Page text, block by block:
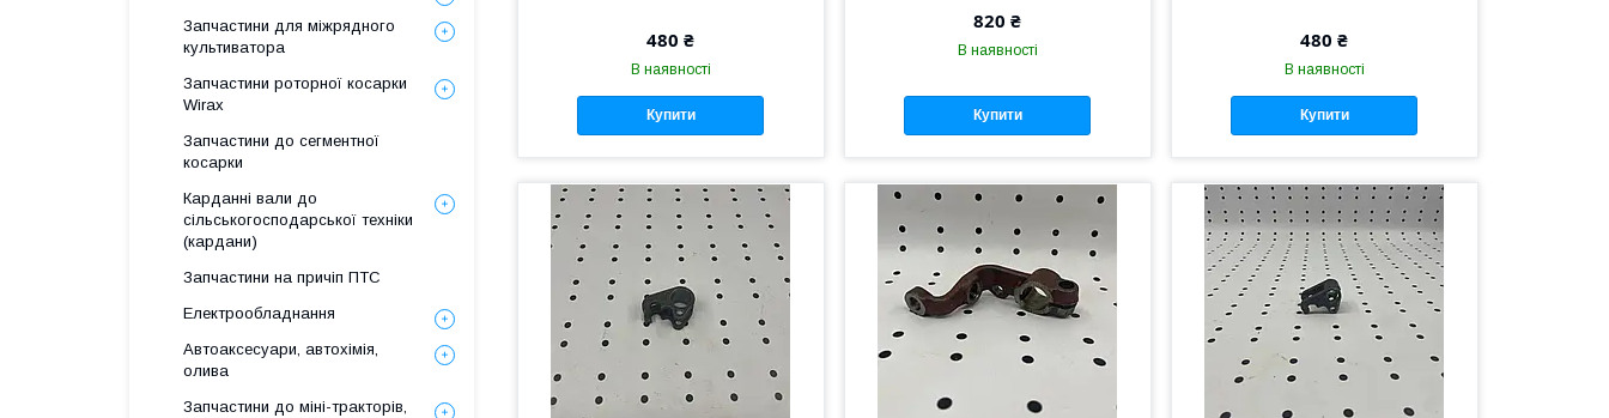
480 ₴
В наявності
Купити
820 ₴
В наявності
Купити
480 ₴
В наявності
Купити
Запчастини для міжрядного
культиватора
Запчастини роторної косарки
Wirax
Запчастини до сегментної
косарки
Карданні вали до
сільськогосподарської техніки
(кардани)
Запчастини на причіп ПТС
Електрообладнання
Автоаксесуари, автохімія,
олива
Запчастини до міні-тракторів,